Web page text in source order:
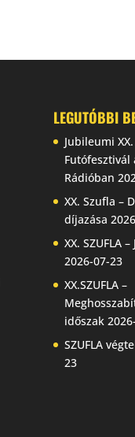
LEGUTÓBBI
Jubileumi
Futófesztivál
Rádióban
XX. Szufla –
díjazása
XX. SZUFLA
2026-07-23
XX.SZUFLA –
időszak
SZUFLA
23